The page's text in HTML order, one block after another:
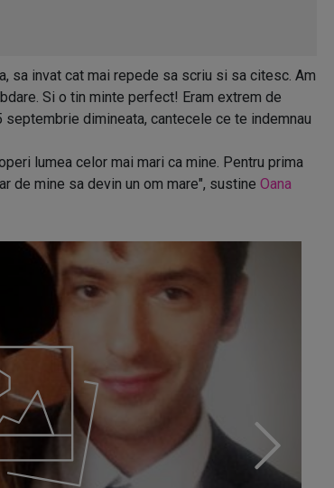
sa invat cat mai repede sa scriu si sa citesc. Am
Si o tin minte perfect! Eram extrem de
septembrie dimineata, cantecele ce te indemnau
lumea celor mai mari ca mine. Pentru prima
de mine sa devin un om mare", sustine Oana